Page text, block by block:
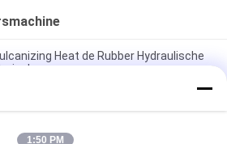
Heat de Rubber Hydraulische
Ton Moulding Rubber O Ring
Press
1:50 PM